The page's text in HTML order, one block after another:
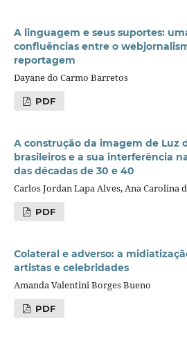
A linguagem e seus suportes:
confluências entre o
reportagem
Dayane do Carmo Barretos
PDF
A construção da imagem de Luz
brasileiros e a sua interferência
das décadas de 30 e 40
Carlos Jordan Lapa Alves, Ana Carolina
PDF
Colateral e adverso: a
artistas e celebridades
Amanda Valentini Borges Bueno
PDF